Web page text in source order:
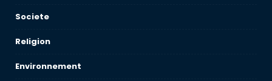
Societe
Religion
Environnement